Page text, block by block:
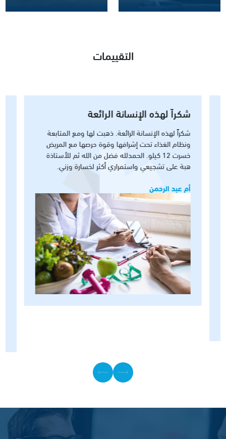
التقييمات
شكراً لهذه الإنسانة الرائعة
شكراً لهذه الإنسانة الرائعة. ذهبت لها ومع المتابعة
ونظام الغذاء تحت إشرافها وقوة حرصها مع المريض
خسرت 12 كيلو. الحمدلله فضل من الله ثم للأستاذة
هبة على تشجيعي واستمراري أكثر لخسارة وزني.
أم عبد الرحمن